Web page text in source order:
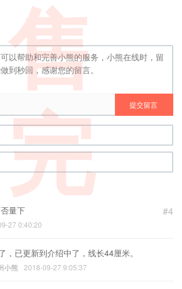
提交留言
#4
量下
27 0:40:20
，已更新到介绍中了，线长44厘米。
小熊 2018-09-27 9:05:37
售
完